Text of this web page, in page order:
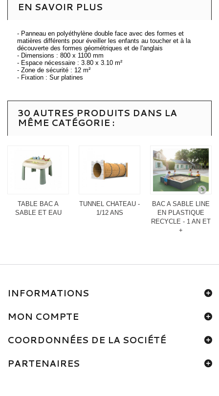
EN SAVOIR PLUS
- Panneau en polyéthylène double face avec des formes et
matières différents pour éveiller les enfants au toucher et à la
découverte des formes géométriques et de l'anglais
- Dimensions : 800 x 1100 mm
- Espace nécessaire : 3.80 x 3.10 m²
- Zone de sécurité : 12 m²
- Fixation : Sur platines
30 AUTRES PRODUITS DANS LA
MÊME CATÉGORIE :
TABLE BAC A
SABLE ET EAU
TUNNEL CHATEAU -
1/12 ANS
BAC A SABLE LINE
EN PLASTIQUE
RECYCLE - 1 AN ET
+
INFORMATIONS
MON COMPTE
COORDONNÉES DE LA SOCIÉTÉ
PARTENAIRES